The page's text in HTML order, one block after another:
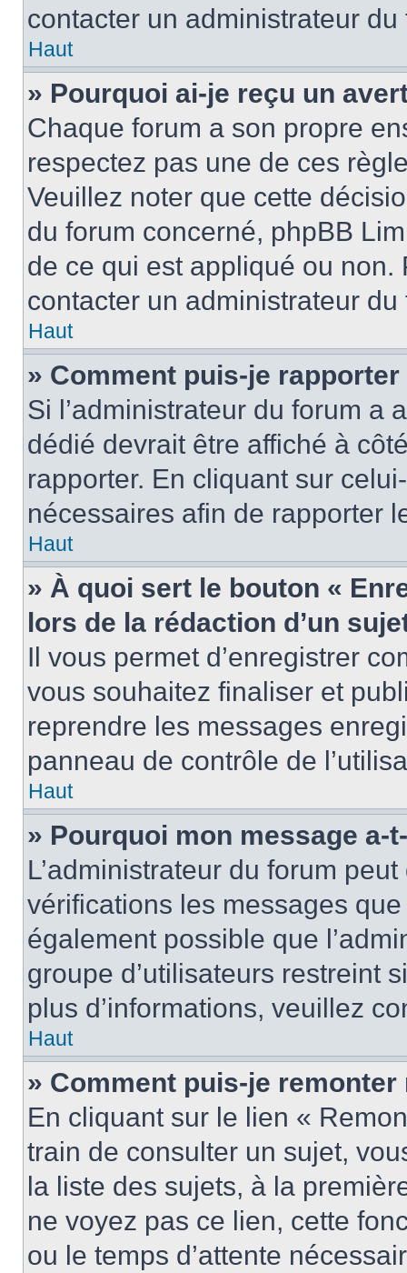
contacter un administrateur du
Haut
» Pourquoi ai-je reçu un
Chaque forum a son propre
respectez pas une de ces
Veuillez noter que cette
du forum concerné, phpBB
de ce qui est appliqué ou non.
contacter un administrateur du
Haut
» Comment puis-je
Si l’administrateur du forum a
dédié devrait être affiché à
rapporter. En cliquant sur
nécessaires afin de rapporter
Haut
» À quoi sert le bouton «
lors de la rédaction d’un
Il vous permet d’enregistrer
vous souhaitez finaliser et
reprendre les messages
panneau de contrôle de
Haut
» Pourquoi mon message a-
L’administrateur du forum
vérifications les messages
également possible que
groupe d’utilisateurs restreint
plus d’informations, veuillez
Haut
» Comment puis-je
En cliquant sur le lien «
train de consulter un sujet,
la liste des sujets, à la
ne voyez pas ce lien, cette
ou le temps d’attente